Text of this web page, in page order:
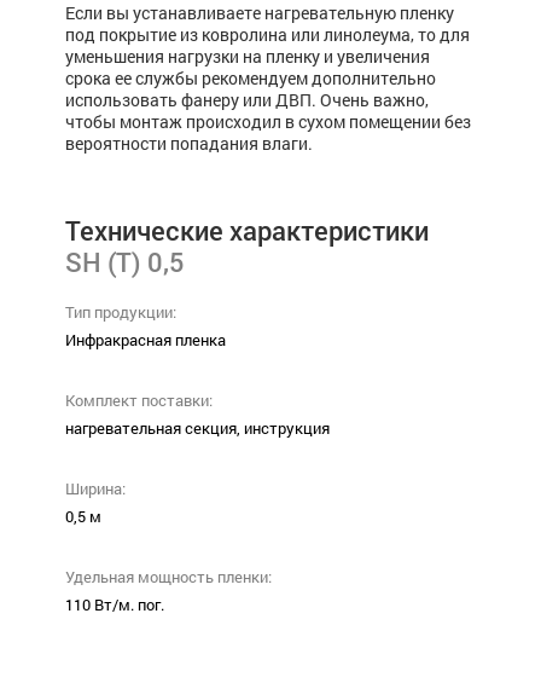
Если вы устанавливаете нагревательную пленку
под покрытие из ковролина или линолеума, то для
уменьшения нагрузки на пленку и увеличения
срока ее службы рекомендуем дополнительно
использовать фанеру или ДВП. Очень важно,
чтобы монтаж происходил в сухом помещении без
вероятности попадания влаги.
Технические характеристики
SH (Т) 0,5
Тип продукции:
Инфракрасная пленка
Комплект поставки:
нагревательная секция, инструкция
Ширина:
0,5 м
Удельная мощность пленки:
110 Вт/м. пог.